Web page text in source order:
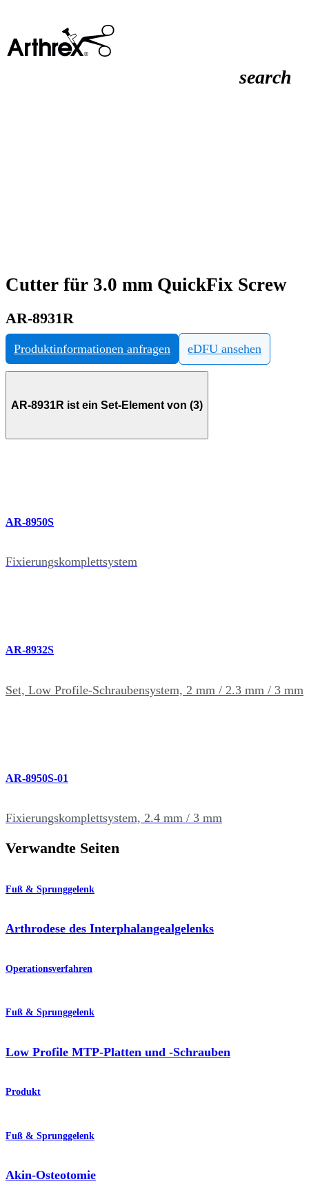
search
Cutter für 3.0 mm QuickFix Screw
AR-8931R
Produktinformationen anfragen eDFU ansehen
AR-8931R ist ein Set-Element von (3)
AR-8950S
Fixierungskomplettsystem
AR-8932S
Set, Low Profile-Schraubensystem, 2 mm / 2.3 mm / 3 mm
AR-8950S-01
Fixierungskomplettsystem, 2.4 mm / 3 mm
Verwandte Seiten
Fuß & Sprunggelenk
Arthrodese des Interphalangealgelenks
Operationsverfahren
Fuß & Sprunggelenk
Low Profile MTP-Platten und -Schrauben
Produkt
Fuß & Sprunggelenk
Akin-Osteotomie